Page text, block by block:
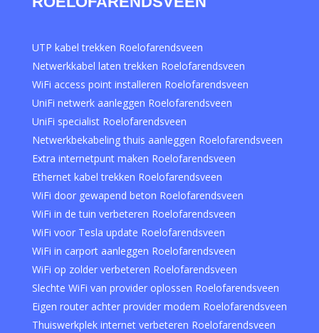
UTP kabel trekken Roelofarendsveen
Netwerkkabel laten trekken Roelofarendsveen
WiFi access point installeren Roelofarendsveen
UniFi netwerk aanleggen Roelofarendsveen
UniFi specialist Roelofarendsveen
Netwerkbekabeling thuis aanleggen Roelofarendsveen
Extra internetpunt maken Roelofarendsveen
Ethernet kabel trekken Roelofarendsveen
WiFi door gewapend beton Roelofarendsveen
WiFi in de tuin verbeteren Roelofarendsveen
WiFi voor Tesla update Roelofarendsveen
WiFi in carport aanleggen Roelofarendsveen
WiFi op zolder verbeteren Roelofarendsveen
Slechte WiFi van provider oplossen Roelofarendsveen
Eigen router achter provider modem Roelofarendsveen
Thuiswerkplek internet verbeteren Roelofarendsveen